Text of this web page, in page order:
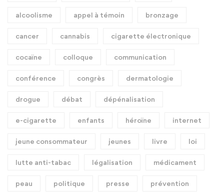
alcoolisme appel à témoin bronzage
cancer cannabis cigarette électronique
cocaïne colloque communication
conférence congrès dermatologie
drogue débat dépénalisation
e-cigarette enfants héroïne internet
jeune consommateur jeunes livre loi
lutte anti-tabac légalisation médicament
peau politique presse prévention